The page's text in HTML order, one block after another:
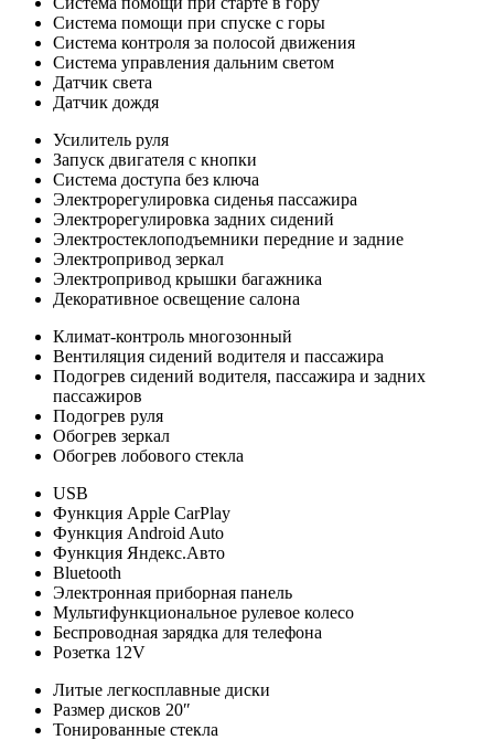
Система помощи при спуске с горы
Система контроля за полосой движения
Система управления дальним светом
Датчик света
Датчик дождя
Усилитель руля
Запуск двигателя с кнопки
Система доступа без ключа
Электрорегулировка сиденья пассажира
Электрорегулировка задних сидений
Электростеклоподъемники передние и задние
Электропривод зеркал
Электропривод крышки багажника
Декоративное освещение салона
Климат-контроль многозонный
Вентиляция сидений водителя и пассажира
Подогрев сидений водителя, пассажира и задних
пассажиров
Подогрев руля
Обогрев зеркал
Обогрев лобового стекла
USB
Функция Apple CarPlay
Функция Android Auto
Функция Яндекс.Авто
Bluetooth
Электронная приборная панель
Мультифункциональное рулевое колесо
Беспроводная зарядка для телефона
Розетка 12V
Литые легкосплавные диски
Размер дисков 20″
Тонированные стекла